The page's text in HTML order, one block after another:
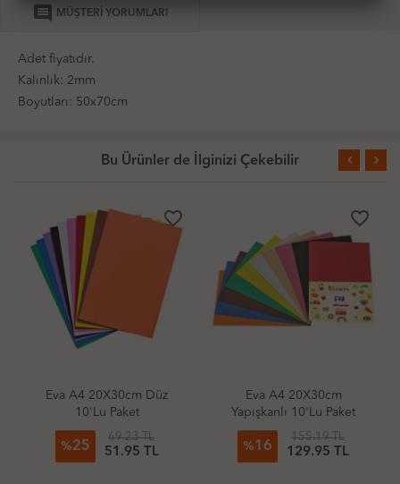
comment MÜŞTERİ YORUMLARI
Adet fiyatıdır.
Kalınlık: 2mm
Boyutları: 50x70cm
Bu Ürünler de İlginizi Çekebilir
favorite_border
Düz
Eva A4 20X30cm
Yapışkanlı 10'Lu Paket
%16
Eva A4
Yapışkanlı
% 16